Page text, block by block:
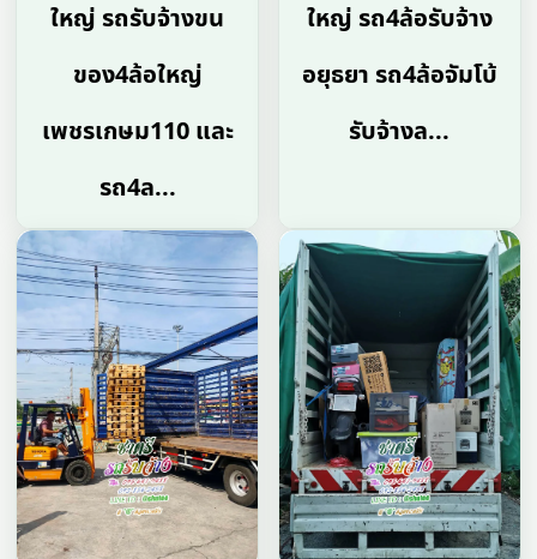
ใหญ่ รถรับจ้างขน
ของ4ล้อใหญ่
เพชรเกษม110 และ
รถ4ล...
ใหญ่ รถ4ล้อรับจ้าง
อยุธยา รถ4ล้อจัมโบ้
รับจ้างล...